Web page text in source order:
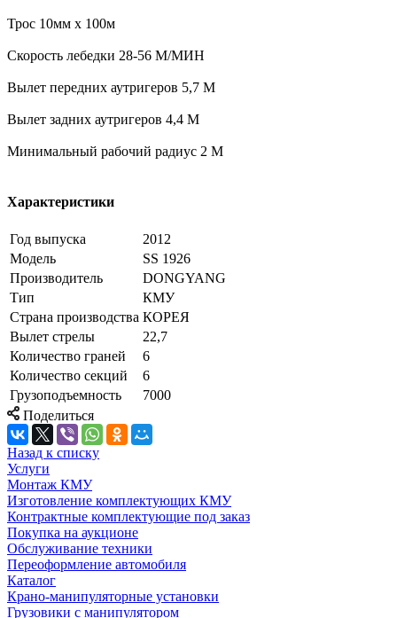
Трос 10мм x 100м
Скорость лебедки 28-56 М/МИН
Вылет передних аутригеров 5,7 М
Вылет задних аутригеров 4,4 М
Минимальный рабочий радиус 2 М
Характеристики
Год выпуска
2012
Модель
SS 1926
Производитель
DONGYANG
Тип
КМУ
Страна производства КОРЕЯ
Вылет стрелы
22,7
Количество граней
6
Количество секций
6
Грузоподъемность
7000
Поделиться
Назад к списку
Услуги
Монтаж КМУ
Изготовление комплектующих КМУ
Контрактные комплектующие под заказ
Покупка на аукционе
Обслуживание техники
Переоформление автомобиля
Каталог
Крано-манипуляторные установки
Грузовики с манипулятором